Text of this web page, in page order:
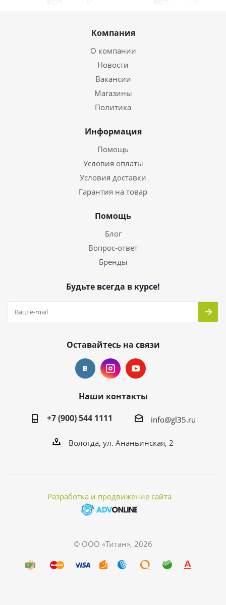
Компания
О компании
Новости
Вакансии
Магазины
Политика
Информация
Помощь
Условия оплаты
Условия доставки
Гарантия на товар
Помощь
Блог
Вопрос-ответ
Бренды
Будьте всегда в курсе!
Оставайтесь на связи
Наши контакты
+7 (900) 544 1111
info@gl35.ru
Вологда, ул. Ананьинская, 2
Разработка и продвижение сайта
© ООО «Титан», 2026